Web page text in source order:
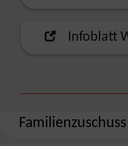
Infoblatt
Familienzuschuss